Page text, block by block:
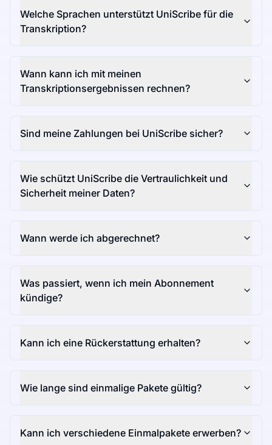
Welche Sprachen unterstützt UniScribe für die
Transkription?
Wann kann ich mit meinen
Transkriptionsergebnissen rechnen?
Sind meine Zahlungen bei UniScribe sicher?
Wie schützt UniScribe die Vertraulichkeit und
Sicherheit meiner Daten?
Wann werde ich abgerechnet?
Was passiert, wenn ich mein Abonnement
kündige?
Kann ich eine Rückerstattung erhalten?
Wie lange sind einmalige Pakete gültig?
Kann ich verschiedene Einmalpakete erwerben?